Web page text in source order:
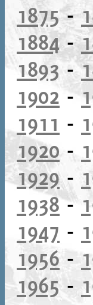
1875-
1884-
1893 -
1902 -
1911 -
1920-
1929-
1938-
1947 -
1956 -
1965-